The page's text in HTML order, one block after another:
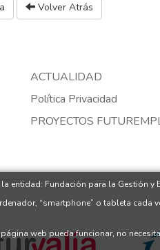
Volver Atrás
ACTUALIDAD
Política Privacidad
PROYECTOS
Fundación para la Gestión y
“smartphone” o tableta
web pueda funcionar, no